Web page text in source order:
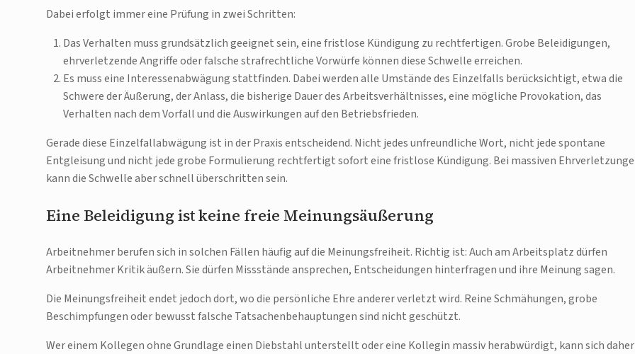
Dabei erfolgt immer eine Prüfung in zwei Schritten:
Das Verhalten muss grundsätzlich geeignet sein, eine fristlose Kündigung zu rechtfertigen. Grobe Beleidigungen,
ehrverletzende Angriffe oder falsche strafrechtliche Vorwürfe können diese Schwelle erreichen.
Es muss eine Interessenabwägung stattfinden. Dabei werden alle Umstände des Einzelfalls berücksichtigt, etwa die
Schwere der Äußerung, der Anlass, die bisherige Dauer des Arbeitsverhältnisses, eine mögliche Provokation, das
Verhalten nach dem Vorfall und die Auswirkungen auf den Betriebsfrieden.
Gerade diese Einzelfallabwägung ist in der Praxis entscheidend. Nicht jedes unfreundliche Wort, nicht jede spontane
Entgleisung und nicht jede grobe Formulierung rechtfertigt sofort eine fristlose Kündigung. Bei massiven
kann die Schwelle aber schnell überschritten sein.
Eine Beleidigung ist keine freie Meinungsäußerung
Arbeitnehmer berufen sich in solchen Fällen häufig auf die Meinungsfreiheit. Richtig ist: Auch am Arbeitsplatz dürfen
Arbeitnehmer Kritik äußern. Sie dürfen Missstände ansprechen, Entscheidungen hinterfragen und ihre Meinung sagen.
Die Meinungsfreiheit endet jedoch dort, wo die persönliche Ehre anderer verletzt wird. Reine Schmähungen, grobe
Beschimpfungen oder bewusst falsche Tatsachenbehauptungen sind nicht geschützt.
Wer einem Kollegen ohne Grundlage einen Diebstahl unterstellt oder eine Kollegin massiv herabwürdigt, kann sich daher